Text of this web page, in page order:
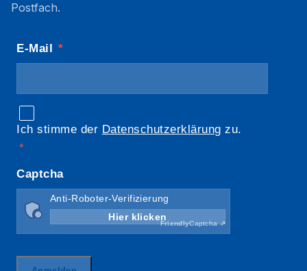
Postfach.